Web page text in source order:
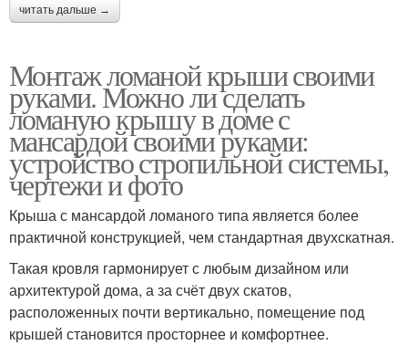
читать дальше →
Монтаж ломаной крыши своими
руками. Можно ли сделать
ломаную крышу в доме с
мансардой своими руками:
устройство стропильной системы,
чертежи и фото
Крыша с мансардой ломаного типа является более
практичной конструкцией, чем стандартная двухскатная.
Такая кровля гармонирует с любым дизайном или
архитектурой дома, а за счёт двух скатов,
расположенных почти вертикально, помещение под
крышей становится просторнее и комфортнее.